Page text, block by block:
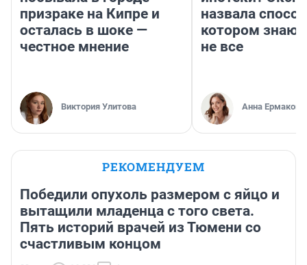
призраке на Кипре и
осталась в шоке —
честное мнение
Виктория Улитова
назвала
котором
не все
Анна Ермакова
РЕКОМЕНДУЕМ
Победили опухоль размером с яйцо и
вытащили младенца с того света.
Пять историй врачей из Тюмени со
счастливым концом